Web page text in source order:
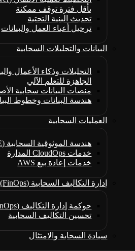
بأقل فترة توقف ممكنة
تحديث البنية التحتية
ترحيل أعباء العمل والبيانات
البيانات والتحليلات السحابية
التحليلات وذكاء الأعمال
الجاهزة للتعلم الآلي
منصات البيانات سحابية
هندسة البيانات وخطوط
العمليات السحابية
هندسة الموثوقية السحابية (CRE)
خدمات CloudOps المدارة
خدمات إعادة بيع AWS
إدارة التكاليف السحابية (FinOps)
حوكمة إدارة التكاليف (FinOps)
تحسين التكاليف السحابية
سيادة السحابة والامتثال